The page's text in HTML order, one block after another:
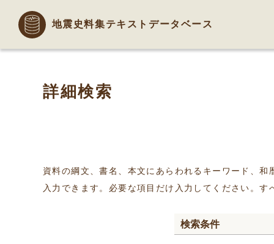
地震史料集テキストデータベース
詳細検索
資料の綱文、書名、本文にあらわれるキーワード、
入力できます。必要な項目だけ入力してください。
検索条件